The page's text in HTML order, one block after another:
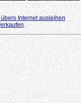
Internet ausleihen
.